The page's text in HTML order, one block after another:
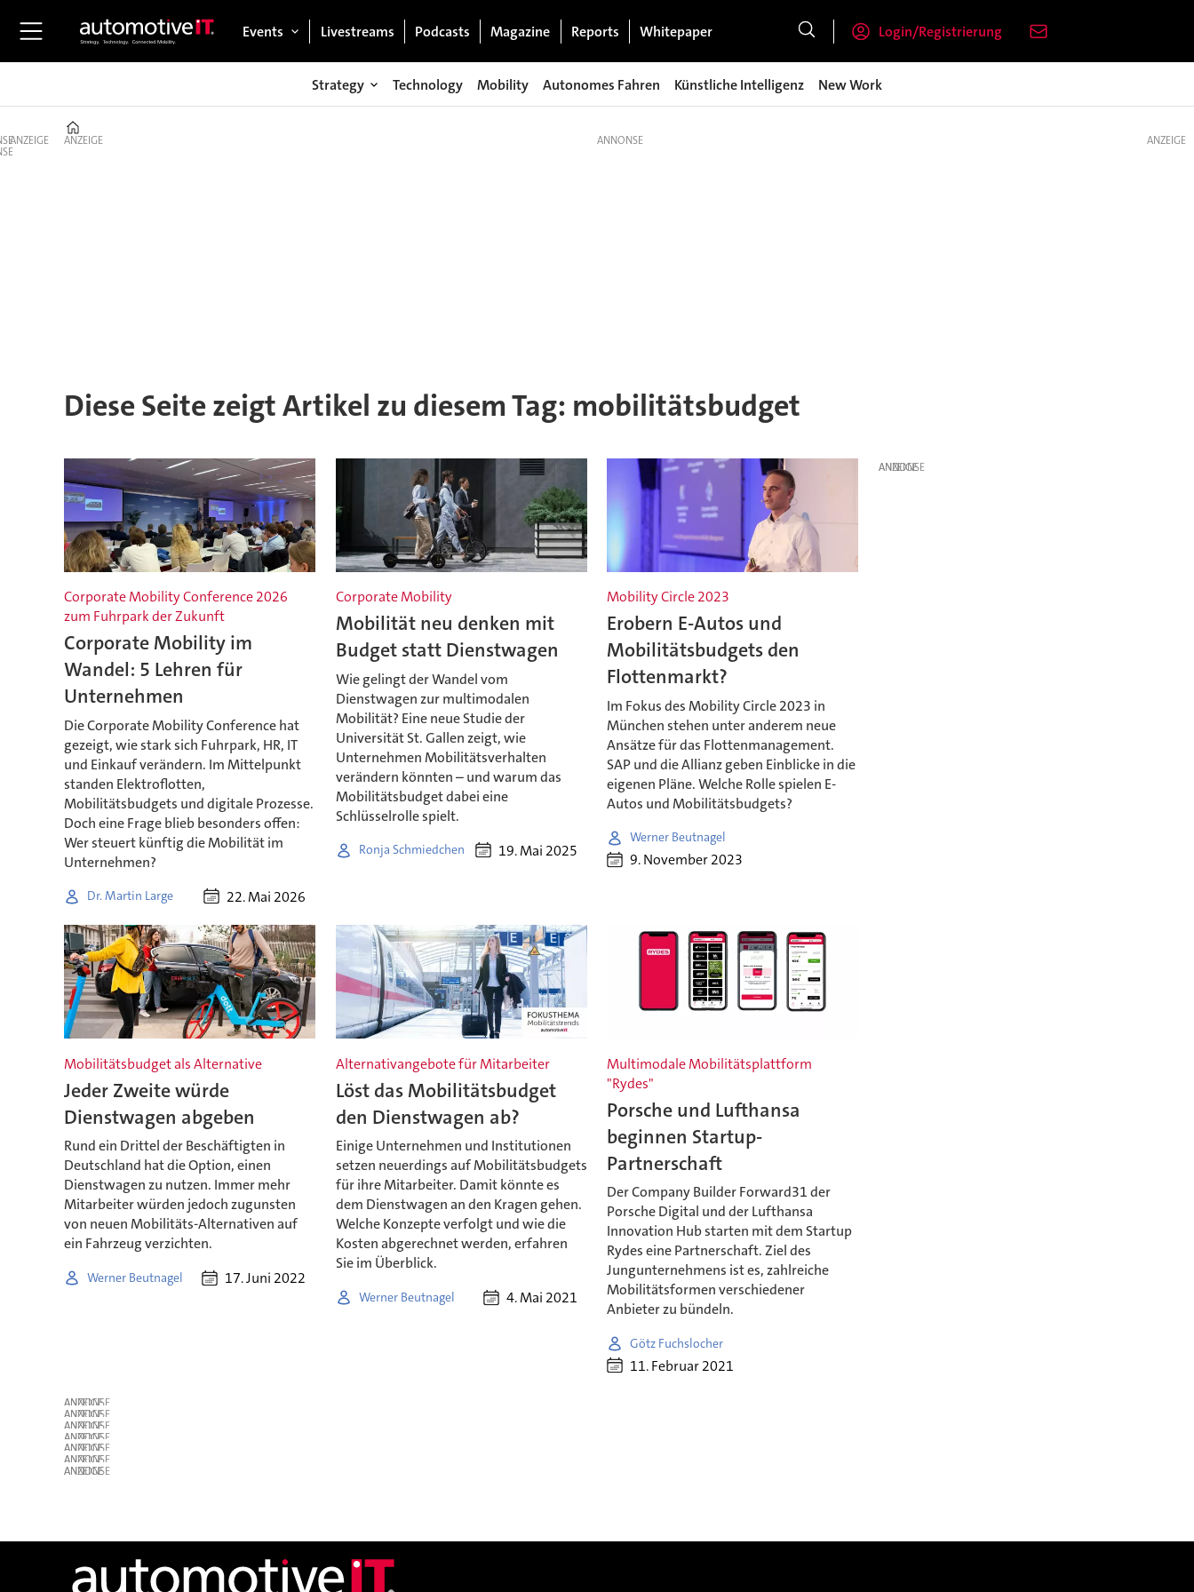
Events Livestreams Podcasts Magazine Reports Whitepaper Login/Registrierung
Strategy Technology Mobility Autonomes Fahren Künstliche Intelligenz New Work
ANZEIGE ANZEIGE
Diese Seite zeigt Artikel zu diesem Tag: mobilitätsbudget
Corporate Mobility Conference 2026
zum Fuhrpark der Zukunft
Corporate Mobility im
Wandel: 5 Lehren für
Unternehmen
Die Corporate Mobility Conference hat
gezeigt, wie stark sich Fuhrpark, HR, IT
und Einkauf verändern. Im Mittelpunkt
standen Elektroflotten,
Mobilitätsbudgets und digitale Prozesse.
Doch eine Frage blieb besonders offen:
Wer steuert künftig die Mobilität im
Unternehmen?
Dr. Martin Large 22. Mai 2026
Corporate Mobility
Mobilität neu denken mit
Budget statt Dienstwagen
Wie gelingt der Wandel vom
Dienstwagen zur multimodalen
Mobilität? Eine neue Studie der
Universität St. Gallen zeigt, wie
Unternehmen Mobilitätsverhalten
verändern könnten – und warum das
Mobilitätsbudget dabei eine
Schlüsselrolle spielt.
Ronja Schmiedchen 19. Mai 2025
Mobility Circle 2023
Erobern E-Autos und
Mobilitätsbudgets den
Flottenmarkt?
Im Fokus des Mobility Circle 2023 in
München stehen unter anderem neue
Ansätze für das Flottenmanagement.
SAP und die Allianz geben Einblicke in die
eigenen Pläne. Welche Rolle spielen E-
Autos und Mobilitätsbudgets?
Werner Beutnagel
9. November 2023
ANZEIGE
Mobilitätsbudget als Alternative
Jeder Zweite würde
Dienstwagen abgeben
Rund ein Drittel der Beschäftigten in
Deutschland hat die Option, einen
Dienstwagen zu nutzen. Immer mehr
Mitarbeiter würden jedoch zugunsten
von neuen Mobilitäts-Alternativen auf
ein Fahrzeug verzichten.
Werner Beutnagel 17. Juni 2022
Alternativangebote für Mitarbeiter
Löst das Mobilitätsbudget
den Dienstwagen ab?
Einige Unternehmen und Institutionen
setzen neuerdings auf Mobilitätsbudgets
für ihre Mitarbeiter. Damit könnte es
dem Dienstwagen an den Kragen gehen.
Welche Konzepte verfolgt und wie die
Kosten abgerechnet werden, erfahren
Sie im Überblick.
Werner Beutnagel 4. Mai 2021
Multimodale Mobilitätsplattform
"Rydes"
Porsche und Lufthansa
beginnen Startup-
Partnerschaft
Der Company Builder Forward31 der
Porsche Digital und der Lufthansa
Innovation Hub starten mit dem Startup
Rydes eine Partnerschaft. Ziel des
Jungunternehmens ist es, zahlreiche
Mobilitätsformen verschiedener
Anbieter zu bündeln.
Götz Fuchslocher
11. Februar 2021
ANZEIGE
ANZEIGE
ANZEIGE
ANZEIGE
ANZEIGE
ANZEIGE
ANZEIGE
ANZEIGE